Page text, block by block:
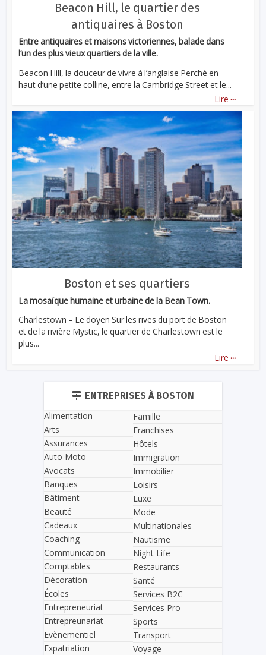
Beacon Hill, le quartier des
antiquaires à Boston
Entre antiquaires et maisons victoriennes, balade dans
l’un des plus vieux quartiers de la ville.
Beacon Hill, la douceur de vivre à l’anglaise Perché en
haut d’une petite colline, entre la Cambridge Street et le...
Lire ...
Boston et ses quartiers
La mosaïque humaine et urbaine de la Bean Town.
Charlestown – Le doyen Sur les rives du port de Boston
et de la rivière Mystic, le quartier de Charlestown est le
plus...
Lire ...
ENTREPRISES À BOSTON
Alimentation
Arts
Assurances
Auto Moto
Avocats
Banques
Bâtiment
Beauté
Cadeaux
Coaching
Communication
Comptables
Décoration
Écoles
Entrepreneuriat
Entrepreunariat
Evènementiel
Expatriation
Famille
Franchises
Hôtels
Immigration
Immobilier
Loisirs
Luxe
Mode
Multinationales
Nautisme
Night Life
Restaurants
Santé
Services B2C
Services Pro
Sports
Transport
Voyage